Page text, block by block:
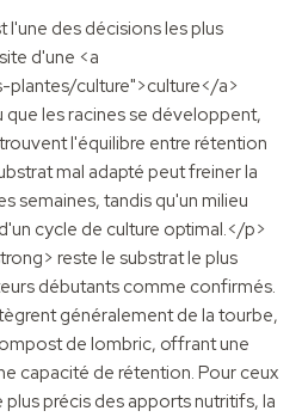
l'une des décisions les plus
d'une <a
culture">culture</a>
que les racines se développent,
l'équilibre entre rétention
mal adapté peut freiner la
semaines, tandis qu'un milieu
cycle de culture optimal.</p>
reste le substrat le plus
débutants comme confirmés.
généralement de la tourbe,
de lombric, offrant une
capacité de rétention. Pour ceux
précis des apports nutritifs, la